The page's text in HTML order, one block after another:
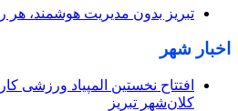
تبریز بدون مدیریت هوشمند، هر
اخبار شهر
افتتاح نخستین المپیاد ورزشی
کلان‌شهر تبریز